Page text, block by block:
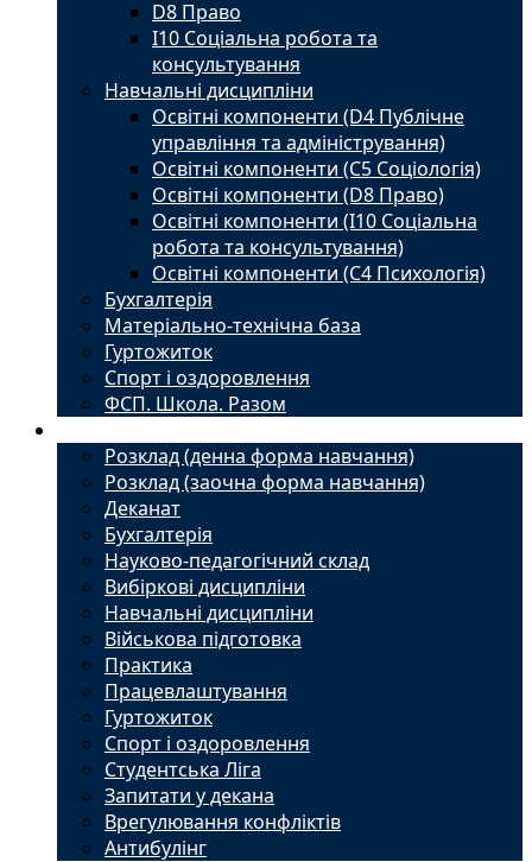
D8 Право
I10 Соціальна робота та
консультування
Навчальні дисципліни
Освітні компоненти (D4 Публічне
управління та адміністрування)
Освітні компоненти (С5 Соціологія)
Освітні компоненти (D8 Право)
Освітні компоненти (I10 Соціальна
робота та консультування)
Освітні компоненти (С4 Психологія)
Бухгалтерія
Матеріально-технічна база
Гуртожиток
Спорт і оздоровлення
ФСП. Школа. Разом
Розклад (денна форма навчання)
Розклад (заочна форма навчання)
Деканат
Бухгалтерія
Науково-педагогічний склад
Вибіркові дисципліни
Навчальні дисципліни
Військова підготовка
Практика
Працевлаштування
Гуртожиток
Спорт і оздоровлення
Студентська Ліга
Запитати у декана
Врегулювання конфліктів
Антибулінг